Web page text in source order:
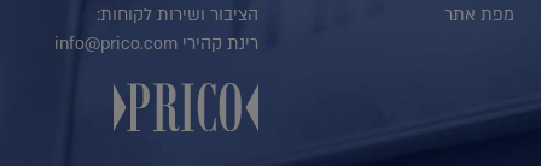
מפת אתר
הציבור ושירות לקוחות:
רינת קהירי info@prico.com